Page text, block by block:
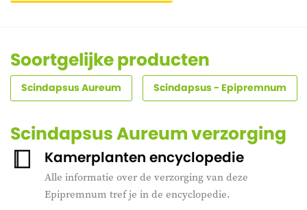
Soortgelijke producten
Scindapsus Aureum Scindapsus - Epipremnum
Scindapsus Aureum verzorging
Kamerplanten encyclopedie
Alle informatie over de verzorging van deze
Epipremnum tref je in de encyclopedie.